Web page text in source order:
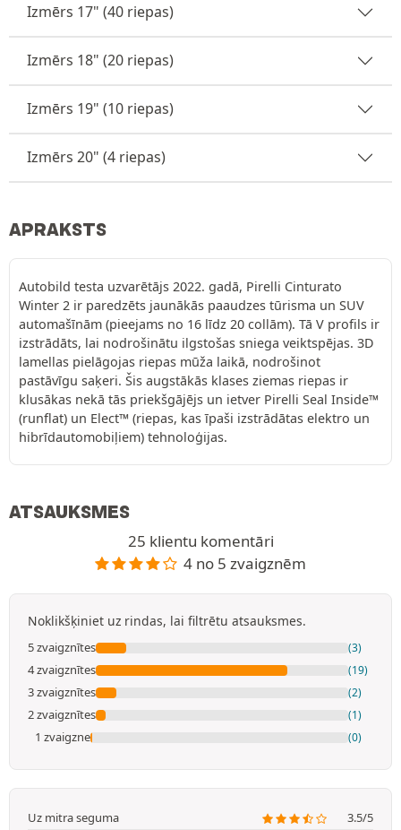
Izmērs 17" (40 riepas)
Izmērs 18" (20 riepas)
Izmērs 19" (10 riepas)
Izmērs 20" (4 riepas)
APRAKSTS
Autobild testa uzvarētājs 2022. gadā, Pirelli Cinturato
Winter 2 ir paredzēts jaunākās paaudzes tūrisma un SUV
automašīnām (pieejams no 16 līdz 20 collām). Tā V profils ir
izstrādāts, lai nodrošinātu ilgstošas sniega veiktspējas. 3D
lamellas pielāgojas riepas mūža laikā, nodrošinot
pastāvīgu saķeri. Šis augstākās klases ziemas riepas ir
klusākas nekā tās priekšgājējs un ietver Pirelli Seal Inside™
(runflat) un Elect™ (riepas, kas īpaši izstrādātas elektro un
hibrīdautomobiļiem) tehnoloģijas.
ATSAUKSMES
25 klientu komentāri
4 no 5 zvaigznēm
Noklikšķiniet uz rindas, lai filtrētu atsauksmes.
5 zvaigznītes (3)
4 zvaigznītes (19)
3 zvaigznītes (2)
2 zvaigznītes (1)
1 zvaigzne (0)
Uz mitra seguma 3.5/5